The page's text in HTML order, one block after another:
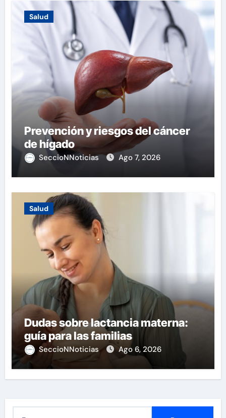
Salud
Prevención y riesgos del cáncer
de hígado
SeccioNNoticias Ago 7, 2026
Salud
Dudas sobre lactancia materna:
guía para las familias
SeccioNNoticias Ago 6, 2026